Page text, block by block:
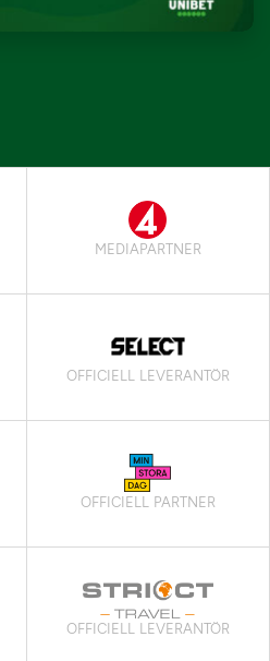
MEDIAPARTNER
OFFICIELL LEVERANTÖR
OFFICIELL PARTNER
OFFICIELL LEVERANTÖR